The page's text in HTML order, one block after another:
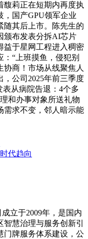
馥莉正在短期内再度执
，国产GPU领军企业
随其后上市。陈先生的
颁布发表分拆AI芯片
益于星网工程进入稠密
“上班摸鱼，侵犯别
协商！市场从线聚焦人
公司2025年前三季度
表从病院告退：4个多
和办事对象所送礼物
需求不变，邻人暗示能
代趋向
立于2009年，是国内
慧治理与服务创新引
门牌服务体系建设，公